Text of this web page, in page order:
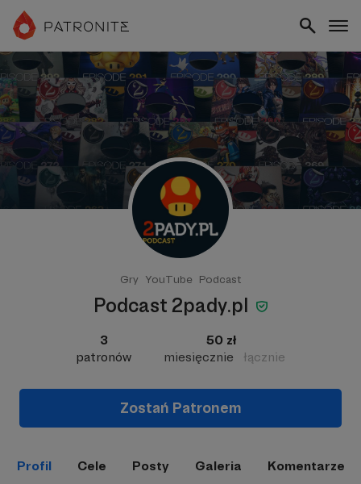
Gry YouTube Podcast
Podcast 2pady.pl
3
patronów
50 zł
miesięcznie
łącznie
Zostań Patronem
Profil Cele Posty Galeria Komentarze